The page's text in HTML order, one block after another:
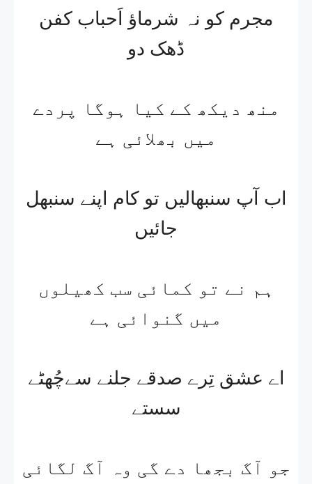
مجرم کو نہ شرماؤ اَحباب کفن
ڈھک دو
منھ دیکھ کے کیا ہوگا پردے
میں بھلائی ہے
اب آپ سنبھالیں تو کام اپنے سنبھل
جائیں
ہم نے تو کمائی سب کھیلوں
میں گنوائی ہے
اے عشق تِرے صدقے جلنے سےچُھٹے
سستے
جو آگ بجھا دے گی وہ آگ لگائی